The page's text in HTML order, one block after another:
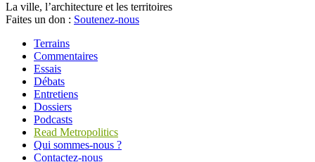
La ville, l’architecture et les territoires
Faites un don : Soutenez-nous
Terrains
Commentaires
Essais
Débats
Entretiens
Dossiers
Podcasts
Read Metropolitics
Qui sommes-nous ?
Contactez-nous